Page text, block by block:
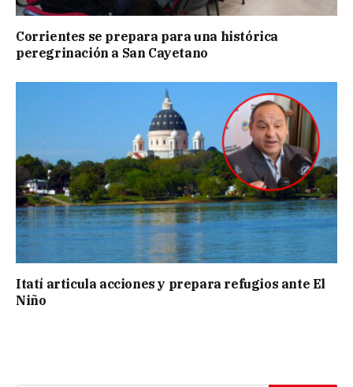
Corrientes se prepara para una histórica
peregrinación a San Cayetano
Itatí articula acciones y prepara refugios ante El
Niño